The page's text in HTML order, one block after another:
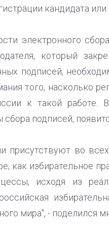
кандидата или
электронного
который
подписей,
того, насколько
к такой
подписей,
присутствуют во
как избирательное
исходя из
мира", - поделился